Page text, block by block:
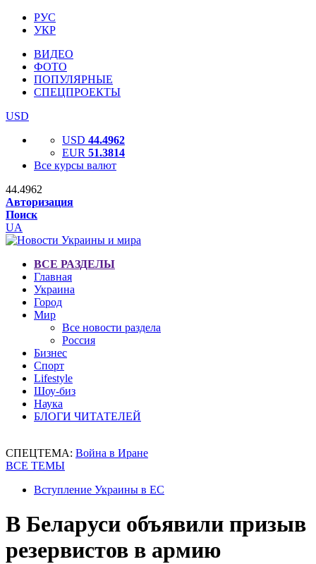
РУС
УКР
ВИДЕО
ФОТО
ПОПУЛЯРНЫЕ
СПЕЦПРОЕКТЫ
USD
USD 44.4962
EUR 51.3814
Все курсы валют
44.4962
Авторизация
Поиск
UA
ВСЕ РАЗДЕЛЫ
Главная
Украина
Город
Мир
Все новости раздела
Россия
Бизнес
Спорт
Lifestyle
Шоу-биз
Наука
БЛОГИ ЧИТАТЕЛЕЙ
СПЕЦТЕМА: Война в Иране
ВСЕ ТЕМЫ
Вступление Украины в ЕС
В Беларуси объявили призыв
резервистов в армию